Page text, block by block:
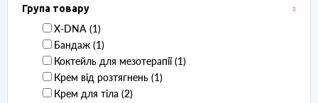
Група товару
X-DNA ‏ (1)
Бандаж ‏ (1)
Коктейль для мезотерапії ‏ (1)
Крем від розтягнень ‏ (1)
Крем для тіла ‏ (2)